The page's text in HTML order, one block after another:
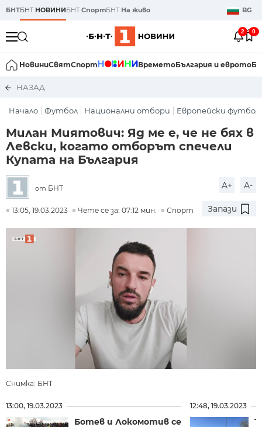
БНТБНТ НОВИНИБНТСпортБНТ На живо BG
2 0
НовиниСвятСпорт ВреметоБългария и еврото
НАЗАД
Начало Футбол Национални отбори Европейски футбол
Милан Миятович: Яд ме е, че не бях в
Левски, когато отборът спечели
Купата на България
от БНТ A+ A-
13:05, 19.03.2023 Чете се за: 07:12 мин. Спорт Запази
Снимка: БНТ
13:00, 19.03.2023
Ботев и Локомотив се
12:48, 19.03.2023